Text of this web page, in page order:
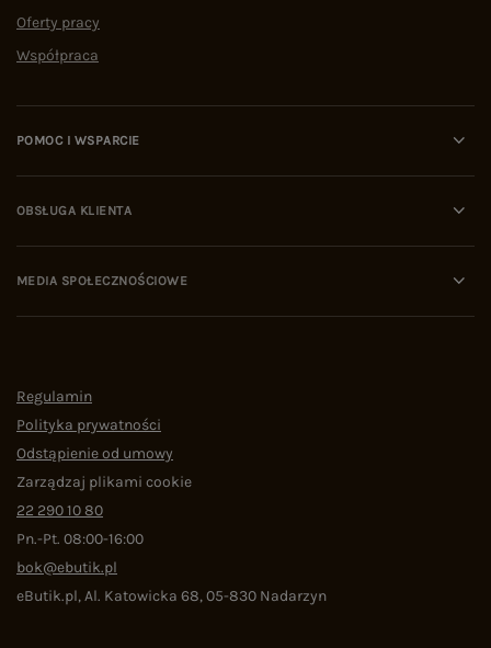
Oferty pracy
Współpraca
POMOC I WSPARCIE
OBSŁUGA KLIENTA
MEDIA SPOŁECZNOŚCIOWE
Regulamin
Polityka prywatności
Odstąpienie od umowy
Zarządzaj plikami cookie
22 290 10 80
Pn.-Pt. 08:00-16:00
bok@ebutik.pl
eButik.pl,Al. Katowicka 68,05-830 Nadarzyn